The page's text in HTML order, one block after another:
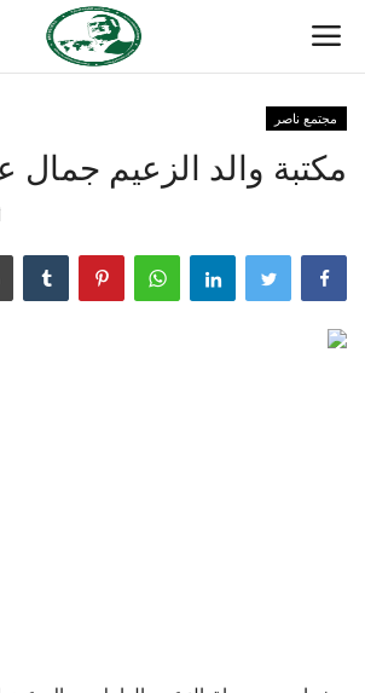
مدرسة الطليعة الوطنية
منتدى ناصر الدولي
مجتمع ناصر
مكتبة والد الزعيم جمال